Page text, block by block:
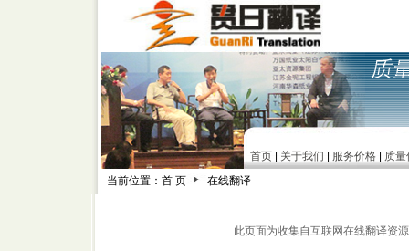
首页 关于我们 服务价格
质量
当前位置：首 页
在线翻译
此页面为收集自互联网在线翻译资